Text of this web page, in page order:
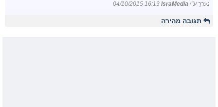
נערך ע"י IsraMedia
04/10/2015 16:13
תגובה מהירה